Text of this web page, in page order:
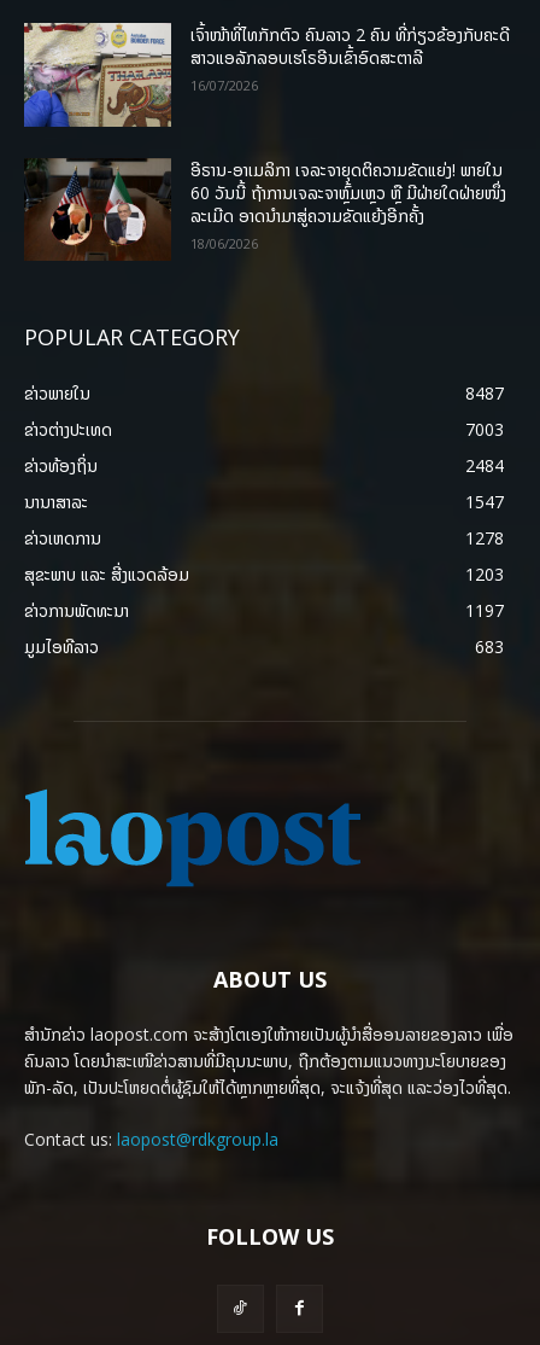
ເຈົ້າໜ້າທີ່ໄທກັກຕົວ ຄົນລາວ 2 ຄົນ ທີ່ກ່ຽວຂ້ອງກັບຄະດີ
ສາວແອລັກລອບເຮໂຣອີນເຂົ້າອົດສະຕາລີ
16/07/2026
ອີຣານ-ອາເມລິກາ ເຈລະຈາຍຸດຕິຄວາມຂັດແຍ່ງ! ພາຍໃນ
60 ວັນນີ້ ຖ້າການເຈລະຈາຫຼົ້ມເຫຼວ ຫຼື ມີຝ່າຍໃດຝ່າຍໜຶ່ງ
ລະເມີດ ອາດນໍາມາສູ່ຄວາມຂັດແຍ້ງອີກຄັ້ງ
18/06/2026
POPULAR CATEGORY
ຂ່າວພາຍ​ໃນ
8487
ຂ່າວຕ່າງປະເທດ
7003
ຂ່າວທ້ອງຖິ່ນ
2484
ນານາສາລະ
1547
ຂ່າວເຫດການ
1278
ສຸຂະພາບ ແລະ ສີ່ງແວດລ້ອມ
1203
ຂ່າວການພັດທະນາ
1197
ມູມໄອທີລາວ
683
ABOUT US
ສຳນັກຂ່າວ laopost.com ຈະສ້າງໂຕເອງໃຫ້ກາຍເປັນຜູ້ນຳສື່ອອນລາຍຂອງລາວ ເພື່ອ
ຄົນລາວ ໂດຍນຳສະເໜີຂ່າວສານທີ່ມີຄຸນນະພາບ, ຖືກຕ້ອງຕາມແນວທາງນະໂຍບາຍຂອງ
ພັກ-ລັດ, ເປັນປະໂຫຍດຕໍ່ຜູ້ຊົມໃຫ້ໄດ້ຫຼາກຫຼາຍທີ່ສຸດ, ຈະແຈ້ງທີ່ສຸດ ແລະວ່ອງໄວທີ່ສຸດ.
Contact us: laopost@rdkgroup.la
FOLLOW US